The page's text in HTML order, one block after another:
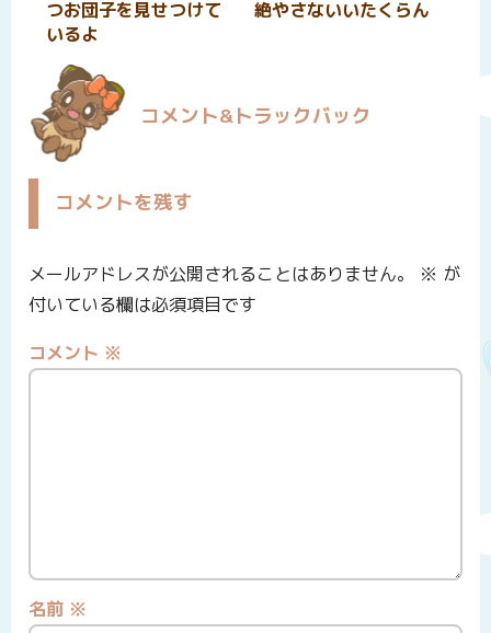
つお団子を見せつけて
いるよ
絶やさないいたくらん
コメント&トラックバック
コメントを残す
メールアドレスが公開されることはありません。 ※ が
付いている欄は必須項目です
コメント ※
名前 ※